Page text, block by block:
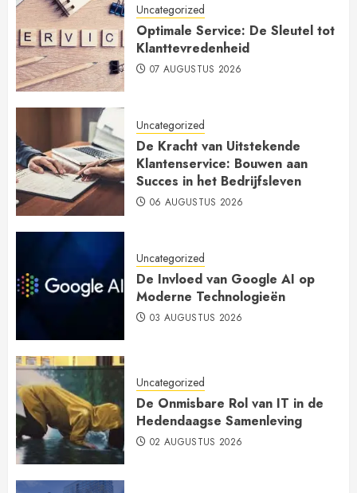
Uncategorized
Optimale Service: De Sleutel tot
Klanttevredenheid
07 AUGUSTUS 2026
Uncategorized
De Kracht van Uitstekende
Klantenservice: Bouwen aan
Succes in het Bedrijfsleven
06 AUGUSTUS 2026
Uncategorized
De Invloed van Google AI op
Moderne Technologieën
03 AUGUSTUS 2026
Uncategorized
De Onmisbare Rol van IT in de
Hedendaagse Samenleving
02 AUGUSTUS 2026